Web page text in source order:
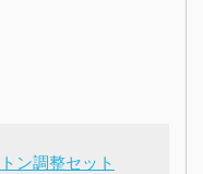
ン調整セット